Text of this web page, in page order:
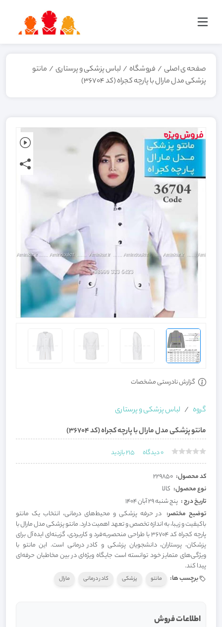
صفحه ی اصلی / فروشگاه / لباس پزشکی و پرستاری / مانتو
پزشکی مدل مارال با پارچه کجراه (کد 36704)
گزارش نادرستی مشخصات
گروه
لباس پزشکی و پرستاری
مانتو پزشکی مدل مارال با پارچه کجراه (کد 36704)
0دیدگاه 215بازدید
کد محصول: 229850
نوع محصول: کالا
تاریخ درج : پنج شنبه 29 آبان 1404
توضیح مختصر: در حرفه پزشکی و محیط‌های درمانی، انتخاب یک مانتو
باکیفیت و زیبا، به اندازه تخصص و تعهد اهمیت دارد. مانتو پزشکی مدل مارال با
پارچه کجراه کد 36704 با طراحی منحصربه‌فرد و کاربردی، گزینه‌ای ایده‌آل برای
پزشکان، پرستاران، دانشجویان پزشکی و کادر درمانی است. این مانتو با
ویژگی‌های متمایز خود توانسته است جایگاه ویژه‌ای در بین مخاطبان حرفه‌ای
پیدا کند.
برچسب ها:
مانتو پزشکی کادر درمانی مارال
اطلاعات فروش